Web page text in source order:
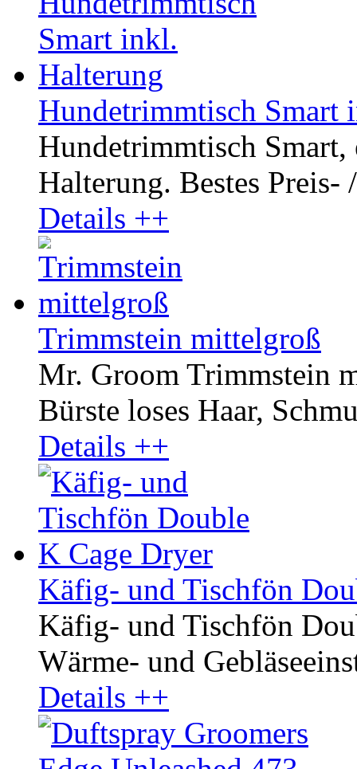
Hundetrimmtisch Smart
Hundetrimmtisch
Halterung. Bestes Preis-
Details ++
Trimmstein mittelgroß
Mr. Groom Trimmstein
Bürste loses Haar,
Details ++
Käfig- und Tischfön
Käfig- und Tischfön
Wärme- und
Details ++